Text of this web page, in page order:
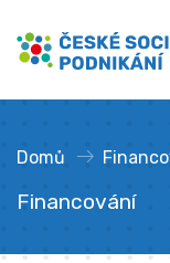
obsahu
České sociální
Domů »
Financování